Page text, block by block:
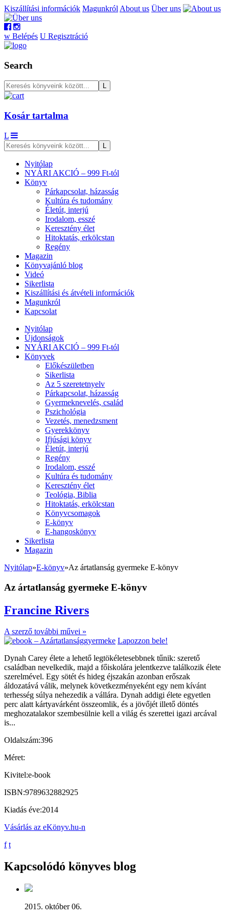
Kiszállítási információk Magunkról About us Über uns
w Belépés U Regisztráció
Search
Kosár tartalma
L
Nyitólap
NYÁRI AKCIÓ – 999 Ft-tól
Könyv
Párkapcsolat, házasság
Kultúra és tudomány
Életút, interjú
Irodalom, esszé
Keresztény élet
Hitoktatás, erkölcstan
Regény
Magazin
Könyvajánló blog
Videó
Sikerlista
Kiszállítási és átvételi információk
Magunkról
Kapcsolat
Nyitólap
Újdonságok
NYÁRI AKCIÓ – 999 Ft-tól
Könyvek
Előkészületben
Sikerlista
Az 5 szeretetnyelv
Párkapcsolat, házasság
Gyermeknevelés, család
Pszichológia
Vezetés, menedzsment
Gyerekkönyv
Ifjúsági könyv
Életút, interjú
Regény
Irodalom, esszé
Kultúra és tudomány
Keresztény élet
Teológia, Biblia
Hitoktatás, erkölcstan
Könyvcsomagok
E-könyv
E-hangoskönyv
Sikerlista
Magazin
Nyitólap»E-könyv»Az ártatlanság gyermeke E-könyv
Az ártatlanság gyermeke E-könyv
Francine Rivers
A szerző további művei »
Lapozzon bele!
Dynah Carey élete a lehető legtökéletesebbnek tűnik: szerető
családban nevelkedik, majd a főiskolára jelentkezve találkozik élete
szerelmével. Egy sötét és hideg éjszakán azonban erőszak
áldozatává válik, melynek következményeként egy nem kívánt
terhesség súlya nehezedik a vállára. Dynah addigi élete egyetlen
perc alatt kártyavárként összeomlik, és a jövőjét illető döntés
meghozatalakor szembesülnie kell a világ és szerettei igazi arcával
is...
Oldalszám:396
Méret:
Kivitel:e-book
ISBN:9789632882925
Kiadás éve:2014
Vásárlás az eKönyv.hu-n
f t
Kapcsolódó könyves blog
2015. október 06.